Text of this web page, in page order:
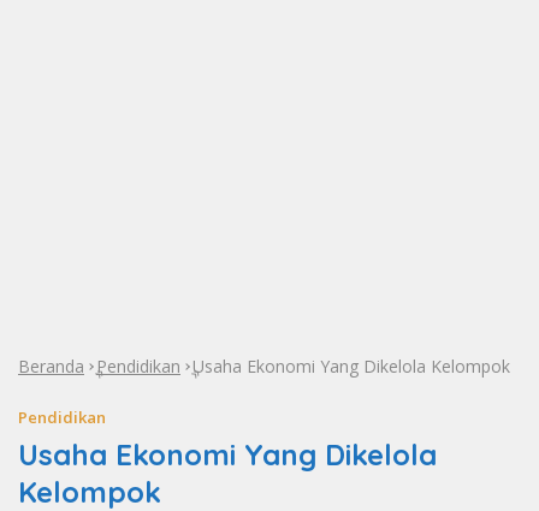
Beranda »Pendidikan »Usaha Ekonomi Yang Dikelola Kelompok
Pendidikan
Usaha Ekonomi Yang Dikelola
Kelompok